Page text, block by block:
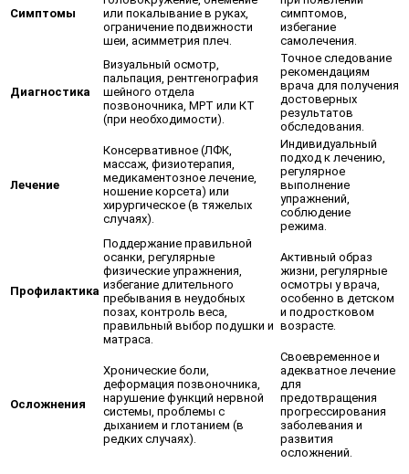
Симптомы
или покалывание в руках,
ограничение подвижности
шеи, асимметрия плеч.
симптомов,
избегание
самолечения.
Диагностика
Визуальный осмотр,
пальпация, рентгенография
шейного отдела
позвоночника, МРТ или КТ
(при необходимости).
Точное следование
рекомендациям
врача для получения
достоверных
результатов
обследования.
Лечение
Консервативное (ЛФК,
массаж, физиотерапия,
медикаментозное лечение,
ношение корсета) или
хирургическое (в тяжелых
случаях).
Индивидуальный
подход к лечению,
регулярное
выполнение
упражнений,
соблюдение
режима.
Профилактика
Поддержание правильной
осанки, регулярные
физические упражнения,
избегание длительного
пребывания в неудобных
позах, контроль веса,
правильный выбор подушки и
матраса.
Активный образ
жизни, регулярные
осмотры у врача,
особенно в детском
и подростковом
возрасте.
Осложнения
Хронические боли,
деформация позвоночника,
нарушение функций нервной
системы, проблемы с
дыханием и глотанием (в
редких случаях).
Своевременное и
адекватное лечение
для
предотвращения
прогрессирования
заболевания и
развития
осложнений.